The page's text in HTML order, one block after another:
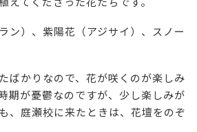
ン）、紫陽花（アジサイ）、スノー
ばかりなので、花が咲くのが楽しみ
期が憂鬱なのですが、少し楽しみが
、庭瀬校に来たときは、花壇をのぞ